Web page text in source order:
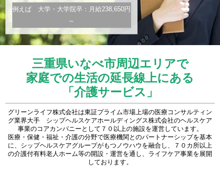
例えば 大学・大学院卒：月給238,650円
～
三重県いなべ市周辺エリアで
家庭での生活の延長線上にある
「介護サービス」
グリーンライフ株式会社は東証プライム市場上場の医療コンサルティン
グ業界大手 シップヘルスケアホールディングス株式会社のヘルスケア
事業のコアカンパニーとして７０以上の施設を運営しています。
医療・保健・福祉・介護の分野で医療機関とのパートナーシップを基本
に、シップヘルスケアグループがもつノウハウを融合し、７０カ所以上
の介護付有料老人ホーム等の開設・運営を通し、ライフケア事業を展開
しております。